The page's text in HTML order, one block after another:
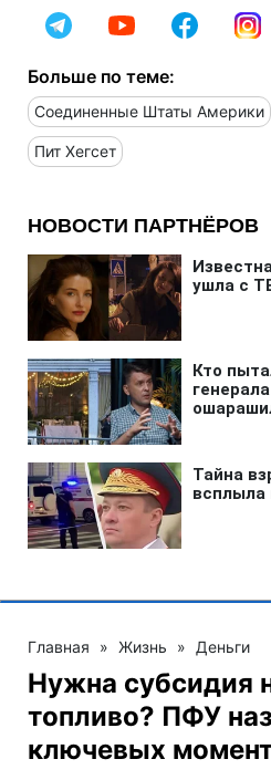
Больше по теме:
Соединенные Штаты Америки
Пит Хегсет
Главная » Жизнь » Деньги
Нужна субсидия
топливо? ПФУ
ключевых